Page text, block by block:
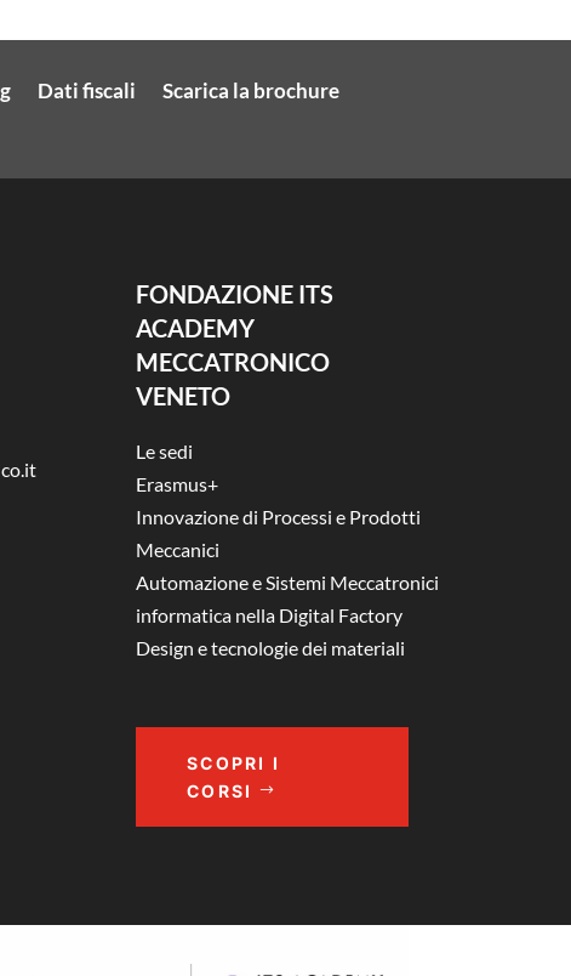
Dati fiscali
Scarica la brochure
FONDAZIONE ITS
ACADEMY
MECCATRONICO
VENETO
Le sedi
Erasmus+
Innovazione di Processi e Prodotti
Meccanici
Automazione e Sistemi Meccatronici
informatica nella Digital Factory
Design e tecnologie dei materiali
SCOPRI I
CORSI